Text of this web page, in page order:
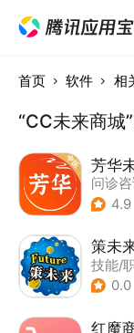
首页 软件 相
“CC未来商城
芳华
问诊
4.9
策未
技能/
0.0
红魔